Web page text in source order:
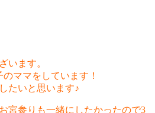
います。
ママをしています！
たいと思います♪
宮参りも一緒にしたかったので3